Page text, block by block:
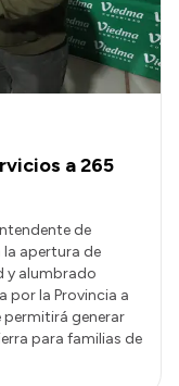
a 265
de
apertura de
y alumbrado
por la Provincia a
permitirá generar
para familias de